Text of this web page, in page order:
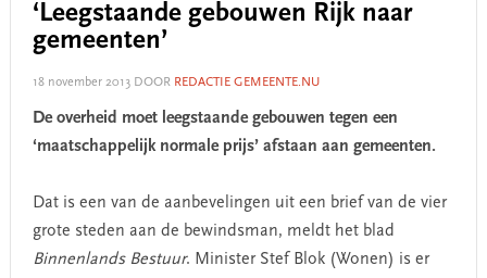
‘Leegstaande gebouwen Rijk naar
gemeenten’
18 november 2013DOOR REDACTIE GEMEENTE.NU
De overheid moet leegstaande gebouwen tegen een
‘maatschappelijk normale prijs’ afstaan aan gemeenten.
Dat is een van de aanbevelingen uit een brief van de vier
grote steden aan de bewindsman, meldt het blad
Binnenlands Bestuur. Minister Stef Blok (Wonen) is er